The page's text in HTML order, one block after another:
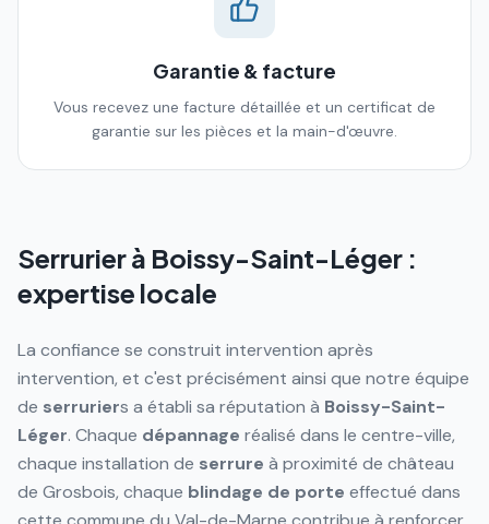
Garantie & facture
Vous recevez une facture détaillée et un certificat de
garantie sur les pièces et la main-d'œuvre.
Serrurier à Boissy-Saint-Léger :
expertise locale
La confiance se construit intervention après
intervention, et c'est précisément ainsi que notre équipe
de serruriers a établi sa réputation à Boissy-Saint-
Léger. Chaque dépannage réalisé dans le centre-ville,
chaque installation de serrure à proximité de château
de Grosbois, chaque blindage de porte effectué dans